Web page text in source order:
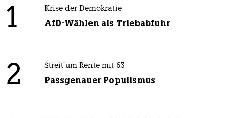
1 Krise der Demokratie
AfD-Wählen als Triebabfuhr
2 Streit um Rente mit 63
Passgenauer Populismus